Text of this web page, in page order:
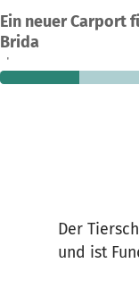
Ein neuer Carport
Brida
23 33 %
Der
und ist